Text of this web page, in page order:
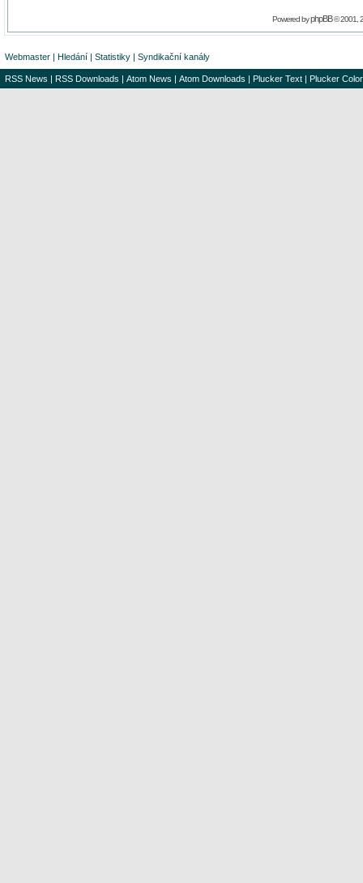
Powered byphpBB© 2001,
Webmaster | Hledání | Statistiky | Syndikační kanály
RSS News | RSS Downloads | Atom News | Atom Downloads | Plucker Text | Plucker Color